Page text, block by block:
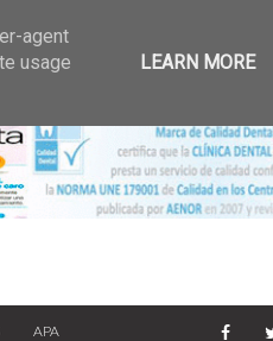
APA
agent
usage
LEARN MORE